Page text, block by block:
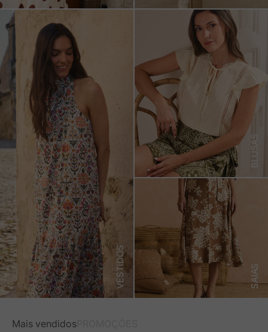
VESTIDOS
BLUSAS
SAIAS
Mais vendidos